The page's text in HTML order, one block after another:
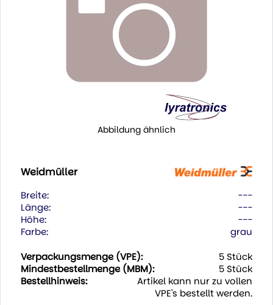
Abbildung ähnlich
Weidmüller
Breite:
---
Länge:
---
Höhe:
---
Farbe:
grau
Verpackungsmenge (VPE):
5 Stück
Mindestbestellmenge (MBM):
5 Stück
Bestellhinweis:
Artikel kann nur zu vollen
VPE's bestellt werden.